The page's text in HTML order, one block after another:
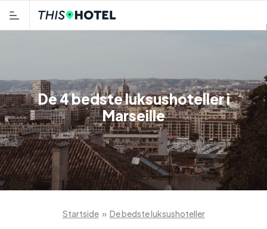
De 4 bedste luksushoteller i
Marseille
Startside » De bedste luksushoteller